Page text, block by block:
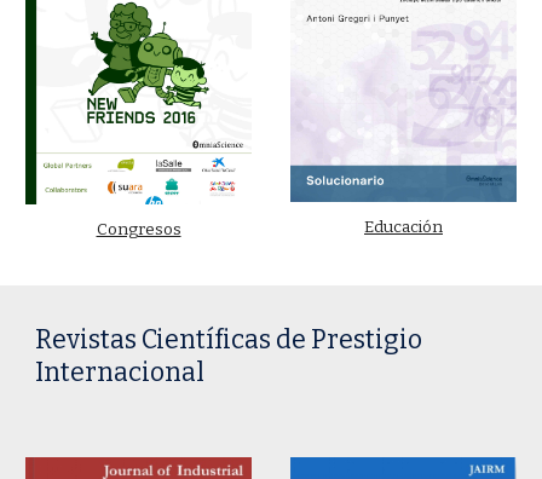
Congresos Educación
Revistas Científicas de Prestigio
Internacional